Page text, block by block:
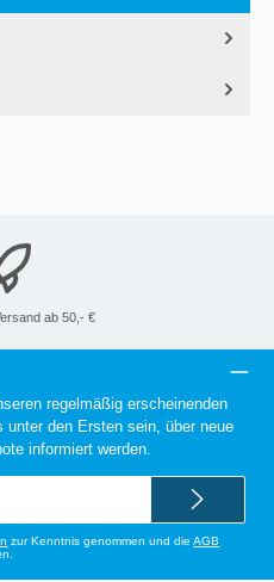
ab 50,- €
regelmäßig erscheinenden
unter den Ersten sein, über neue
informiert werden.
zur Kenntnis genommen und dieAGB